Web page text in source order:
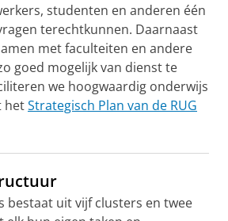
studenten en anderen één
terechtkunnen. Daarnaast
met faculteiten en andere
goed mogelijk van dienst te
we hoogwaardig onderwijs
hetStrategisch Plan van de RUG
bestaat uit vijf clusters en twee